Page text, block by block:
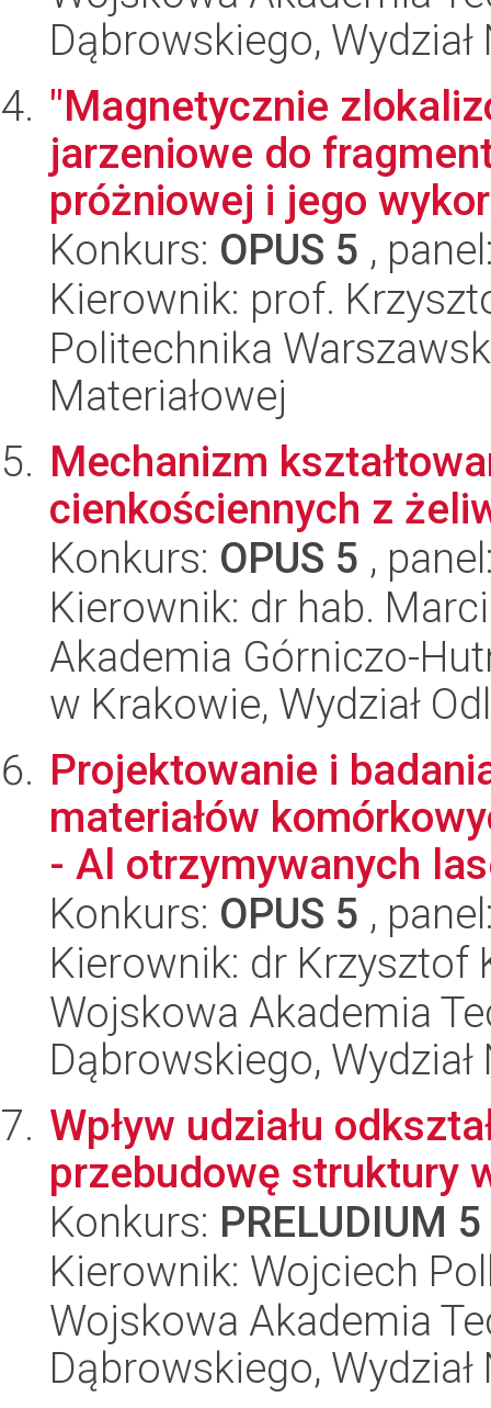
Dąbrowskiego,
"Magnetycznie
jarzeniowe do
próżniowej i jego
Konkurs: OPUS 5 ,
Kierownik: prof.
Politechnika
Materiałowej
Mechanizm
cienkościennych z
Konkurs: OPUS 5 ,
Kierownik: dr hab.
Akademia Górniczo-
w Krakowie, Wydział
Projektowanie i
materiałów
- Al otrzymywanych
Konkurs: OPUS 5 ,
Kierownik: dr Krzysztof
Wojskowa Akademia
Dąbrowskiego,
Wpływ udziału
przebudowę struktury
Konkurs: PRELUDIUM 5
Kierownik: Wojciech
Wojskowa Akademia
Dąbrowskiego,